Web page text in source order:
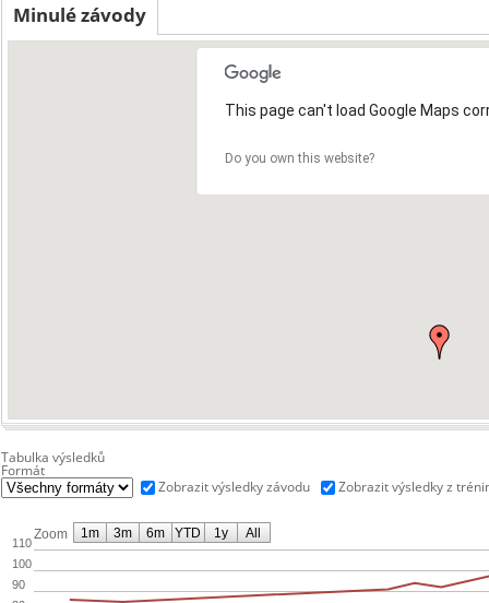
Minulé závody
This page can't load Google Maps
Do you own this website?
Tabulka výsledků
Formát
Zobrazit výsledky závodu
Zobrazit výsledky z
Zoom
90
100
110
1m 3m 6m YTD 1y All